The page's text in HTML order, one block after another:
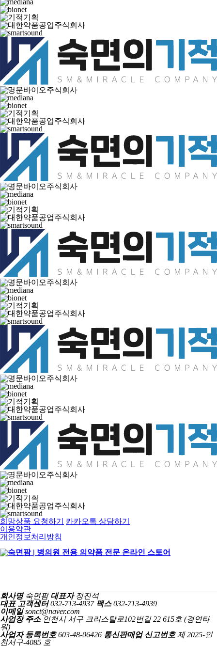
희망상품 요청하기
카카오톡 상담하기
이용약관
개인정보처리방침
회사명숙면팜 대표자 정진석
대표 고객센터032-713-4937 팩스032-713-4939
이메일sonct@naver.com
사업장 주소 인천시 서구 크리스탈로102번길 22 615호 (경연타
워)
사업자 등록번호603-48-06426 통신판매업 신고번호제 2025-인
천서구-4085 호